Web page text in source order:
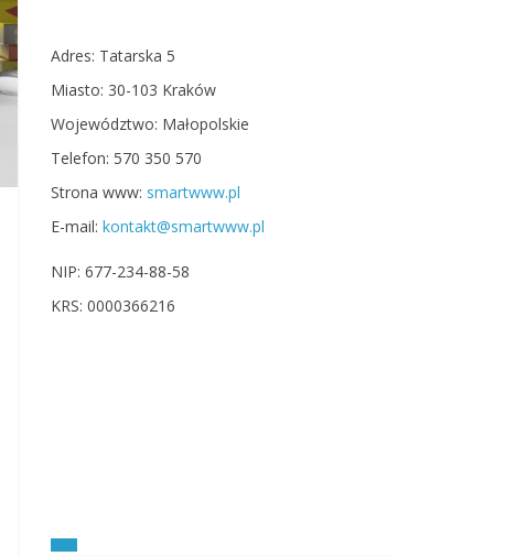
Adres: Tatarska 5
Miasto: 30-103 Kraków
Województwo: Małopolskie
Telefon: 570 350 570
Strona www: smartwww.pl
E-mail: kontakt@smartwww.pl
NIP: 677-234-88-58
KRS: 0000366216